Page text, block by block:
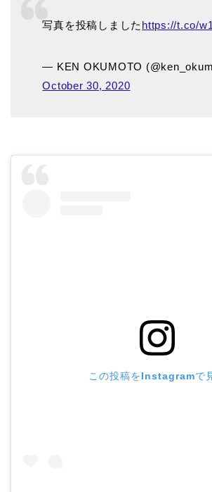
写真を投稿しました https://t.co/
— KEN OKUMOTO
October 30, 2020
この投稿をInstagramで